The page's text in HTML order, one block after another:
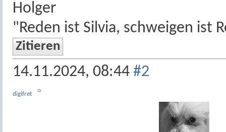
Holger
"Reden ist Silvia, schweigen ist
Zitieren
14.11.2024, 08:44 #2
digifret